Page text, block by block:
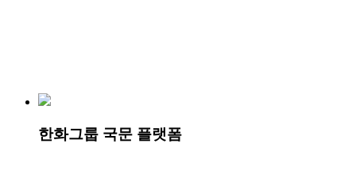
한화그룹 국문 플랫폼